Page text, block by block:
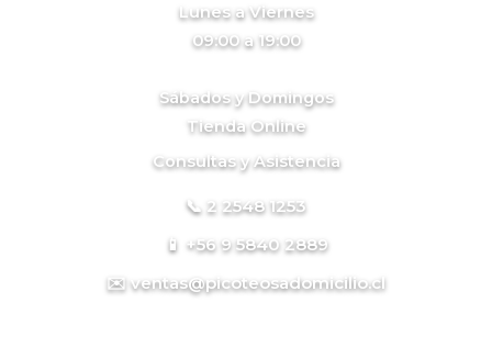
Lunes a Viernes
09:00 a 19:00
Sábados y Domingos
Tienda Online
Consultas y Asistencia
📞 2 2548 1253
📱 +56 9 5840 2889
✉️ ventas@picoteosadomicilio.cl